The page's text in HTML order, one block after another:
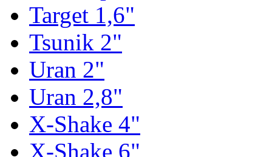
Target 1,6"
Tsunik 2"
Uran 2"
Uran 2,8"
X-Shake 4"
X-Shake 6"